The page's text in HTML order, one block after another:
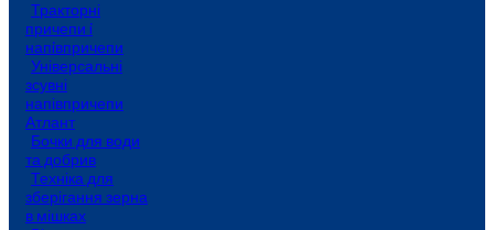
Тракторні
причепи i
напiвпричепи
Універсальні
зсувні
напівпричепи
Атлант
Бочки для води
та добрив
Техніка для
зберігання зерна
в мішках